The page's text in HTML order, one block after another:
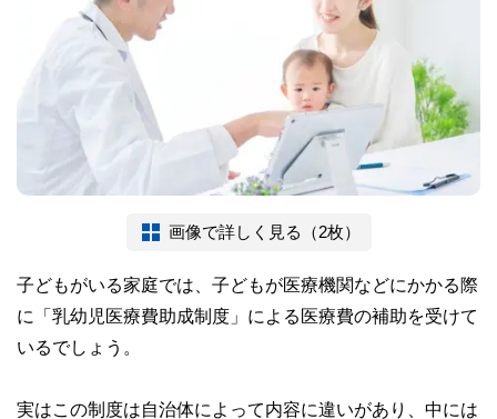
画像で詳しく見る（2枚）
子どもがいる家庭では、子どもが医療機関などにかかる際
に「乳幼児医療費助成制度」による医療費の補助を受けて
いるでしょう。
実はこの制度は自治体によって内容に違いがあり、中には